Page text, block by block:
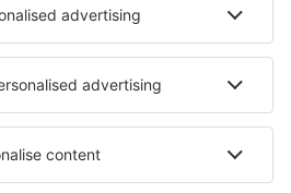
Hotels in Ha'apai
Hotels in Miyota Hotels in Kahren